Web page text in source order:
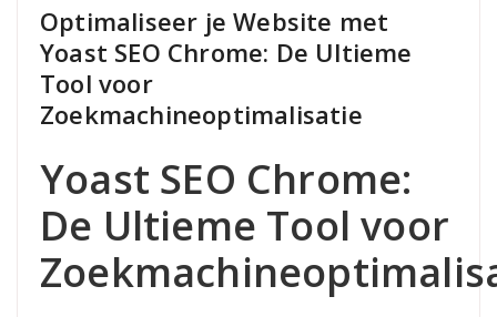
Optimaliseer je Website met
Yoast SEO Chrome: De Ultieme
Tool voor
Zoekmachineoptimalisatie
Yoast SEO Chrome:
De Ultieme Tool voor